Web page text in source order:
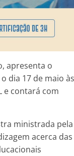
apresenta o
dia 17 de maio às
e contará com
ministrada pela
acerca das